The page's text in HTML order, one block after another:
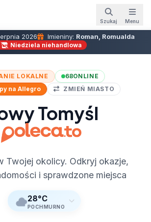
Szukaj Menu
2026 Imieniny: Roman, Romualda
Niedziela niehandlowa
LOKALNE 68ONLINE
na Allegro
ZMIEŃ MIASTO
Tomyśl
Twojej okolicy. Odkryj okazje,
i sprawdzone miejsca
28°C
POCHMURNO